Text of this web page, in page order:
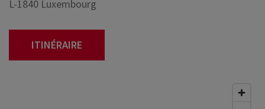
L-1840 Luxembourg
ITINÉRAIRE